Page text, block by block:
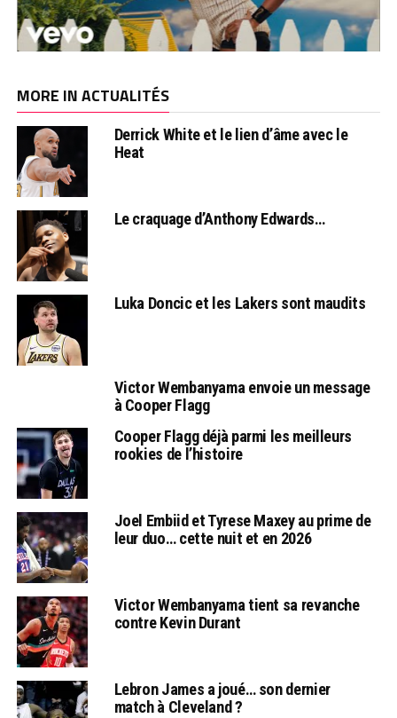
MORE IN ACTUALITÉS
Derrick White et le lien d’âme avec le
Heat
Le craquage d’Anthony Edwards…
Luka Doncic et les Lakers sont maudits
Victor Wembanyama envoie un message
à Cooper Flagg
Cooper Flagg déjà parmi les meilleurs
rookies de l’histoire
Joel Embiid et Tyrese Maxey au prime de
leur duo… cette nuit et en 2026
Victor Wembanyama tient sa revanche
contre Kevin Durant
Lebron James a joué… son dernier
match à Cleveland ?